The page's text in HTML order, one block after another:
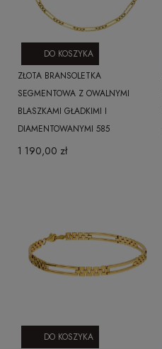
ZŁOTA BRANSOLETKA
SEGMENTOWA Z OWALNYMI
BLASZKAMI GŁADKIMI I
DIAMENTOWANYMI 585
1 190,00 zł
DO KOSZYKA
DO KOSZYKA